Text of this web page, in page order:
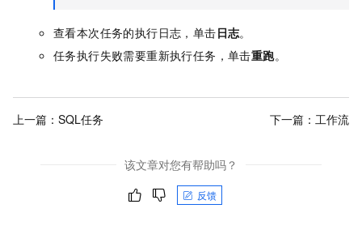
查看本次任务的执行日志，单击日志。
任务执行失败需要重新执行任务，单击重跑。
上一篇： SQL任务 下一篇： 工作流
该文章对您有帮助吗？
反馈